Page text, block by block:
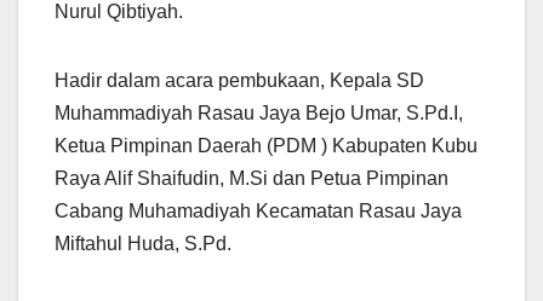
Nurul Qibtiyah.
Hadir dalam acara pembukaan, Kepala SD
Muhammadiyah Rasau Jaya Bejo Umar, S.Pd.I,
Ketua Pimpinan Daerah (PDM ) Kabupaten Kubu
Raya Alif Shaifudin, M.Si dan Petua Pimpinan
Cabang Muhamadiyah Kecamatan Rasau Jaya
Miftahul Huda, S.Pd.